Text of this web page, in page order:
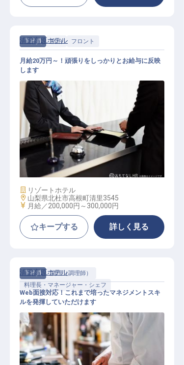
正社員 宿泊 フロント
フロント
清里高原ホテル
月給20万円～！頑張りをしっかりとお給与に反映
します
施設業態
リゾートホテル
勤務地
山梨県北杜市高根町清里3545
給与
月給／200,000円～ 300,000円
キープする 詳しく見る
正社員
調理（調理師）
料理長・マネージャー・シェフ
清里高原ホテル
Web面接対応！これまで培ったマネジメントスキ
ルを発揮していただけます